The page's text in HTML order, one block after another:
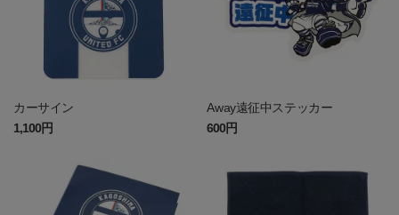
カーサイン
1,100円
Away遠征中ステッカー
600円